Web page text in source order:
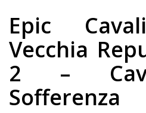
Epic
Vecchia
2 –
Sofferenza